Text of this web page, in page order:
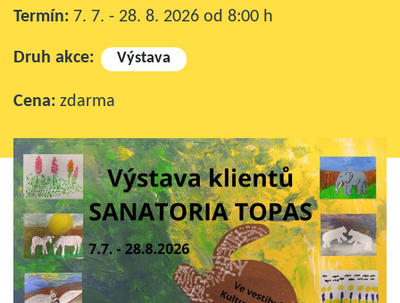
Termín: 7. 7. - 28. 8. 2026 od 8:00 h
Druh akce: Výstava
Cena: zdarma